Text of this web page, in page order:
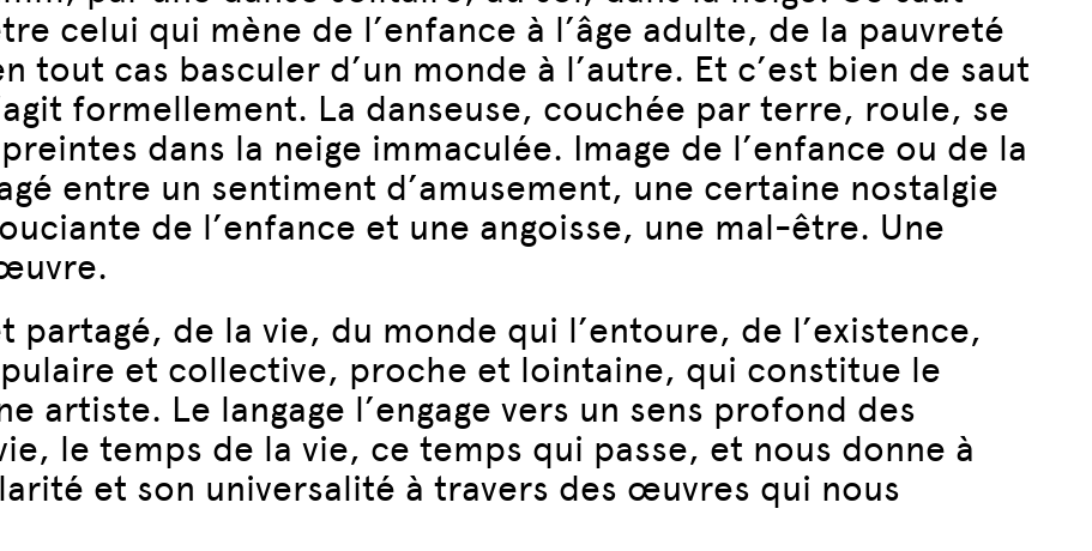
celui qui mène de l’enfance à l’âge adulte, de la pauvreté
tout cas basculer d’un monde à l’autre. Et c’est bien de saut
formellement. La danseuse, couchée par terre, roule, se
dans la neige immaculée. Image de l’enfance ou de la
entre un sentiment d’amusement, une certaine nostalgie
de l’enfance et une angoisse, une mal-être. Une
partagé, de la vie, du monde qui l’entoure, de l’existence,
et collective, proche et lointaine, qui constitue le
artiste. Le langage l’engage vers un sens profond des
le temps de la vie, ce temps qui passe, et nous donne à
et son universalité à travers des œuvres qui nous